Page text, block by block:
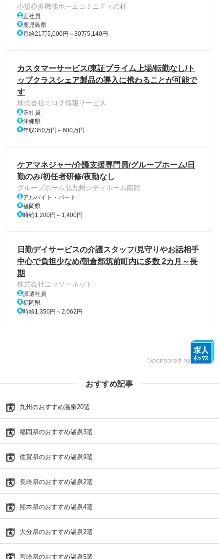
小規模多機能ホームコミニティの杜
正社員
鹿児島県
月給21万5,000円～30万5,140円
カスタマーサービス/東証プライム上場/転勤なし/ト
ップクラスシェア製品の導入に携わることが可能で
す
株式会社ミロク情報サービス
正社員
沖縄県
年収350万円～600万円
ケアマネジャー/介護支援専門員/グループホーム/日
勤のみ/初任者研修/夜勤なし
グループホーム北九州シティホーム南館
アルバイト・パート
福岡県
時給1,200円～1,400円
日勤デイサービスの介護スタッフ/見守りやお話相手
中心で負担少なめ/朝倉郡筑前町内に多数 2カ月～長
期
株式会社ニッソーネット
派遣社員
福岡県
時給1,350円～2,062円
Sponsored by
おすすめ記事
九州のおすすめ温泉20選
福岡県のおすすめ温泉3選
佐賀県のおすすめ温泉9選
長崎県のおすすめ温泉2選
熊本県のおすすめ温泉4選
大分県のおすすめ温泉2選
宮崎県のおすすめ温泉5選